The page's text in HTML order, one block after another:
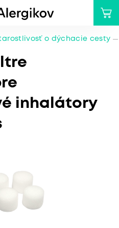
o dýchacie cesty
inhalátory